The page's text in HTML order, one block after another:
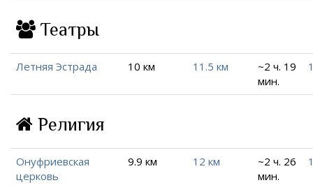
Театры
Летняя Эстрада 10 км 11.5 км
~2 ч. 19
мин.
Религия
Онуфриевская
церковь
9.9 км 12 км
~2 ч. 26
мин.